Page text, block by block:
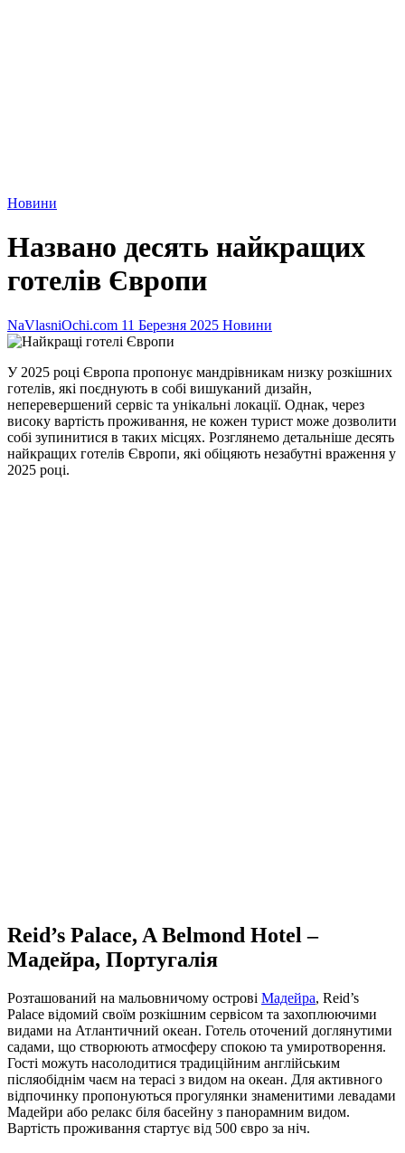
Новини
Названо десять найкращих
готелів Європи
NaVlasniOchi.com 11 Березня 2025 Новини
У 2025 році Європа пропонує мандрівникам низку розкішних
готелів, які поєднують в собі вишуканий дизайн,
неперевершений сервіс та унікальні локації. Однак, через
високу вартість проживання, не кожен турист може дозволити
собі зупинитися в таких місцях. Розглянемо детальніше десять
найкращих готелів Європи, які обіцяють незабутні враження у
2025 році.
Reid’s Palace, A Belmond Hotel –
Мадейра, Португалія
Розташований на мальовничому острові Мадейра, Reid’s
Palace відомий своїм розкішним сервісом та захоплюючими
видами на Атлантичний океан. Готель оточений доглянутими
садами, що створюють атмосферу спокою та умиротворення.
Гості можуть насолодитися традиційним англійським
післяобіднім чаєм на терасі з видом на океан. Для активного
відпочинку пропонуються прогулянки знаменитими левадами
Мадейри або релакс біля басейну з панорамним видом.
Вартість проживання стартує від 500 євро за ніч.